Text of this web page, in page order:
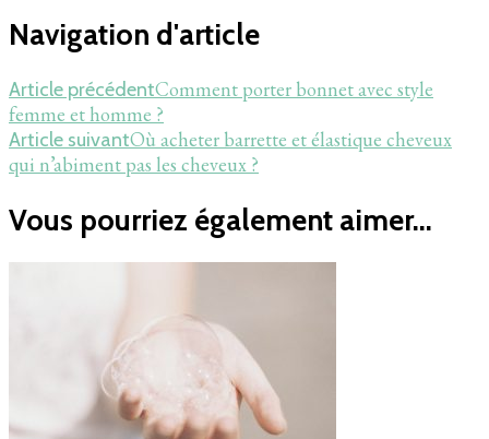
Navigation d'article
Article précédentComment porter bonnet avec style
femme et homme ?
Article suivantOù acheter barrette et élastique cheveux
qui n’abiment pas les cheveux ?
Vous pourriez également aimer...